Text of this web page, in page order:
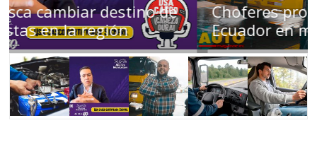
Choferes profesionales mantienen a
Ecuador en movimiento